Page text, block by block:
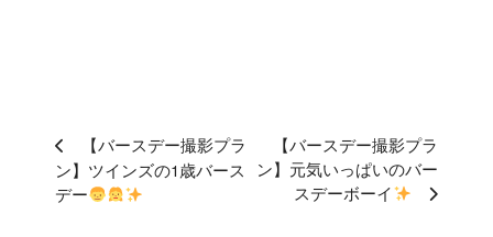
【バースデー撮影プラ
ン】ツインズの1歳バース
デー
【バースデー撮影プラ
ン】元気いっぱいのバー
スデーボーイ